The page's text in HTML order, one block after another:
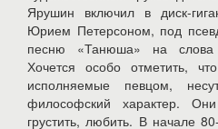
Ярушин включил в диск-
Юрием Петерсоном, под
песню «Танюша» на слова
Хочется особо отметить,
исполняемые певцом,
философский характер.
грустить, любить. В начале